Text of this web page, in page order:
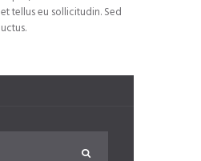
tellus eu sollicitudin. Sed